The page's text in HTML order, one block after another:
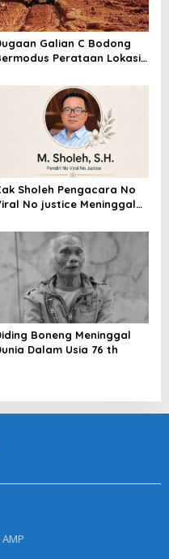
Galian C Bodong
Perataan Lokasi
Akan Tinjauan Lokasi
Sholeh Pengacara No
No justice Meninggal
Boneng Meninggal
Dalam Usia 76 th